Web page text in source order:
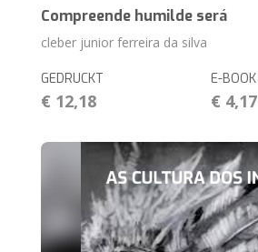
Compreende humilde será
cleber junior ferreira da silva
GEDRUCKT
€ 12,18
E-BOOK
€ 4,17